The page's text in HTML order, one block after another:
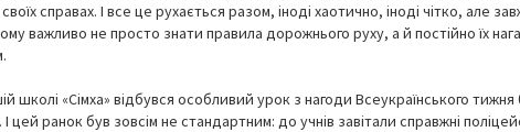
справах. І все це рухається разом, іноді хаотично, іноді чітко, але
важливо не просто знати правила дорожнього руху, а й постійно їх
школі «Сімха» відбувся особливий урок з нагоди Всеукраїнського
цей ранок був зовсім не стандартним: до учнів завітали справжні